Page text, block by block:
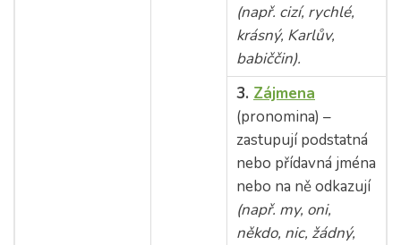
(např. cizí, rychlé,
krásný, Karlův,
babiččin).
3. Zájmena
(pronomina) –
zastupují podstatná
nebo přídavná jména
nebo na ně odkazují
(např. my, oni,
někdo, nic, žádný,